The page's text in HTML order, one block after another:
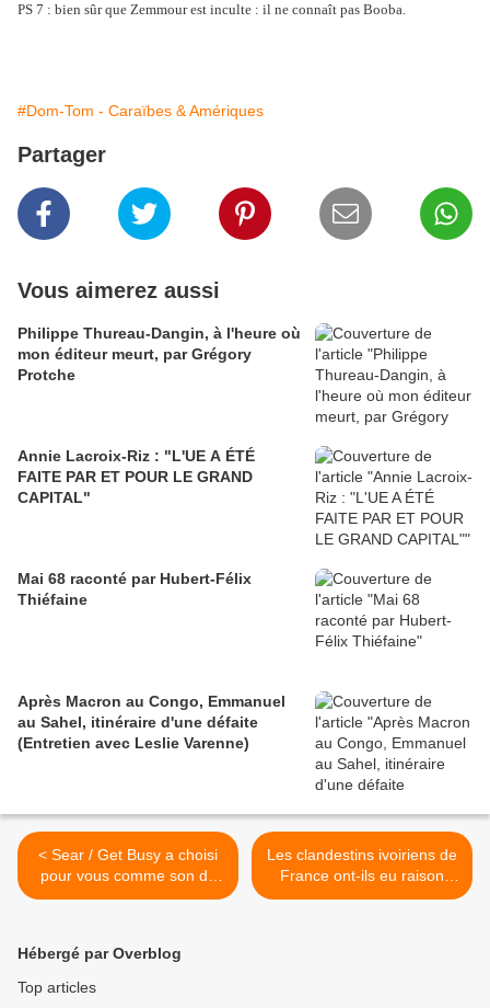
PS 7 : bien sûr que Zemmour est inculte : il ne connaît pas Booba.
#Dom-Tom - Caraïbes & Amériques
Partager
Vous aimerez aussi
Philippe Thureau-Dangin, à l'heure où
mon éditeur meurt, par Grégory
Protche
Annie Lacroix-Riz : "L'UE A ÉTÉ
FAITE PAR ET POUR LE GRAND
CAPITAL"
Mai 68 raconté par Hubert-Félix
Thiéfaine
Après Macron au Congo, Emmanuel
au Sahel, itinéraire d'une défaite
(Entretien avec Leslie Varenne)
< Sear / Get Busy a choisi
pour vous comme son du
jour...
Les clandestins ivoiriens de
France ont-ils eu raison
d'aller se faire recenser à
Hébergé par Overblog
Top articles